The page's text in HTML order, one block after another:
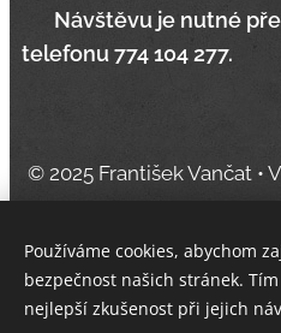
Návštěvu je nutné
telefonu 774 104 277.
© 2025 František Vančat •
Vytvořeno službou
Používáme cookies, abychom
bezpečnost našich stránek.
nejlepší zkušenost při jejich